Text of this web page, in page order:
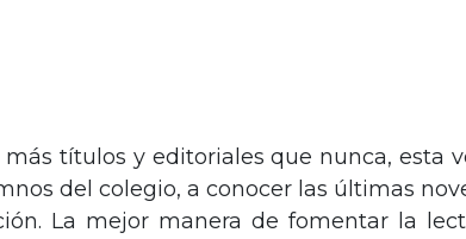
más títulos y editoriales que nunca, esta
del colegio, a conocer las últimas
La mejor manera de fomentar la